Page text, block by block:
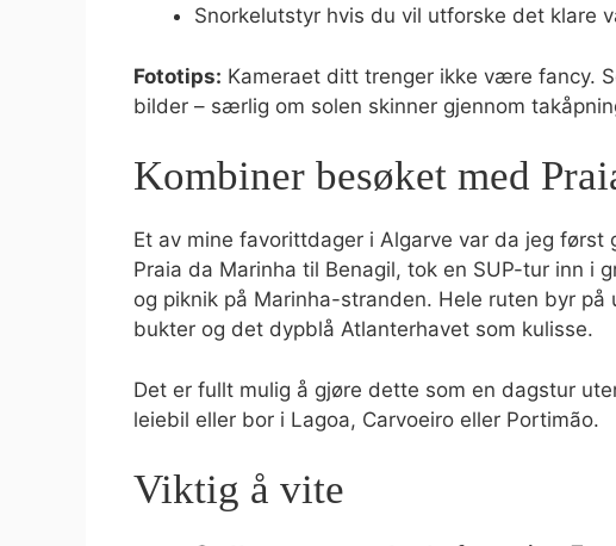
Snorkelutstyr hvis du vil utforske det klare
Fototips: Kameraet ditt trenger ikke være fancy.
bilder – særlig om solen skinner gjennom
Kombiner besøket med
Et av mine favorittdager i Algarve var da jeg først
Praia da Marinha til Benagil, tok en SUP-tur inn i
og piknik på Marinha-stranden. Hele ruten byr
bukter og det dypblå Atlanterhavet som kulisse.
Det er fullt mulig å gjøre dette som en dagstur
leiebil eller bor i Lagoa, Carvoeiro eller Portimão.
Viktig å vite